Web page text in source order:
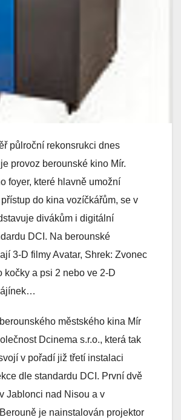
půlroční rekonsrukci dnes
provoz berounské kino Mír.
foyer, které hlavně umožní
do kina vozíčkářům, se v
divákům i digitální
DCI. Na berounské
3-D filmy Avatar, Shrek: Zvonec
kočky a psi 2 nebo ve 2-D
městského kina Mír
Dcinema s.r.o., která tak
v pořadí již třetí instalaci
dle standardu DCI. První dvě
Jablonci nad Nisou a v
je nainstalován projektor